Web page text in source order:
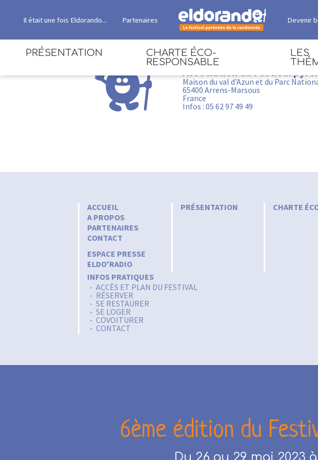
Il était une fois Eldorando... Partenaires Devenir
PRÉSENTATION
CHARTE ÉCO-
RESPONSABLE
LES
SANTÉ
Association du Festival
Maison du val d’Azun et du Parc
65400 Arrens-Marsous
France
Infos : 05 62 97 49 49
ACCUEIL
A PROPOS
PARTENAIRES
CONTACT
ESPACE PRESSE
ELDO'RADIO
PRÉSENTATION CHARTE
INFOS PRATIQUES
ACCÈS ET PLAN DU FESTIVAL
RÉSERVER
SE RESTAURER
SE LOGER
COVOITURER
CONTACT
6ème édition du
Du 26 au 29 mai 2023